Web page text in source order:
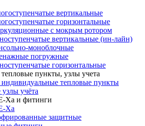
вертикальные
горизонтальные
с мокрым ротором
вертикальные (ин-лайн)
моноблочные
погружные
горизонтальные
пункты, узлы учета
тепловые пункты
учёта
Ха и фитинги
Ха
защитные